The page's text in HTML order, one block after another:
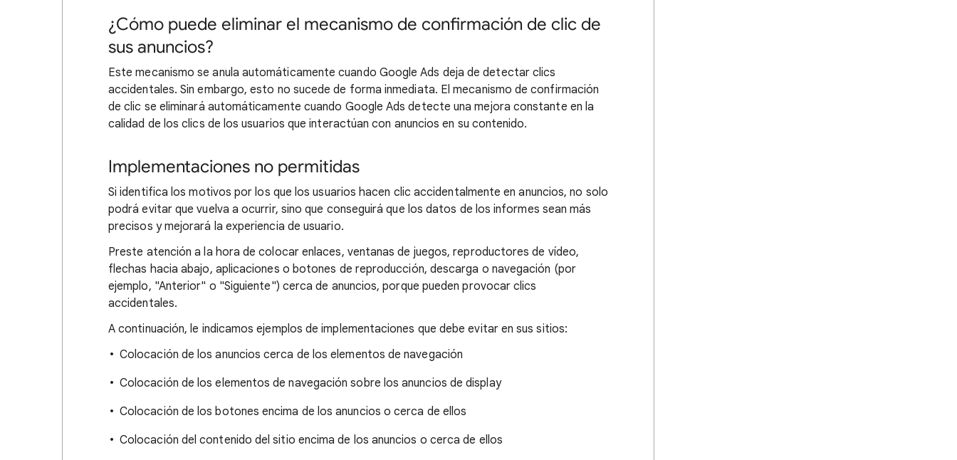
¿Cómo puede eliminar el mecanismo de confirmación de clic de
sus anuncios?
Este mecanismo se anula automáticamente cuando Google Ads deja de detectar clics
accidentales. Sin embargo, esto no sucede de forma inmediata. El mecanismo de confirmación
de clic se eliminará automáticamente cuando Google Ads detecte una mejora constante en la
calidad de los clics de los usuarios que interactúan con anuncios en su contenido.
Implementaciones no permitidas
Si identifica los motivos por los que los usuarios hacen clic accidentalmente en anuncios, no solo
podrá evitar que vuelva a ocurrir, sino que conseguirá que los datos de los informes sean más
precisos y mejorará la experiencia de usuario.
Preste atención a la hora de colocar enlaces, ventanas de juegos, reproductores de vídeo,
flechas hacia abajo, aplicaciones o botones de reproducción, descarga o navegación (por
ejemplo, "Anterior" o "Siguiente") cerca de anuncios, porque pueden provocar clics
accidentales.
A continuación, le indicamos ejemplos de implementaciones que debe evitar en sus sitios:
Colocación de los anuncios cerca de los elementos de navegación
Colocación de los elementos de navegación sobre los anuncios de display
Colocación de los botones encima de los anuncios o cerca de ellos
Colocación del contenido del sitio encima de los anuncios o cerca de ellos